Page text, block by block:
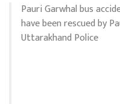
Pauri Garwhal bus
have been rescued by
Uttarakhand Police